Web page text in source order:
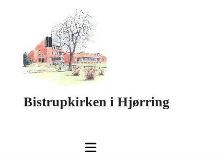
Bistrupkirken i Hjørring